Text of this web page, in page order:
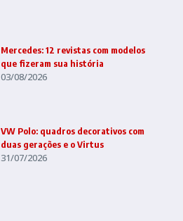
Mercedes: 12 revistas com modelos
que fizeram sua história
03/08/2026
VW Polo: quadros decorativos com
duas gerações e o Virtus
31/07/2026